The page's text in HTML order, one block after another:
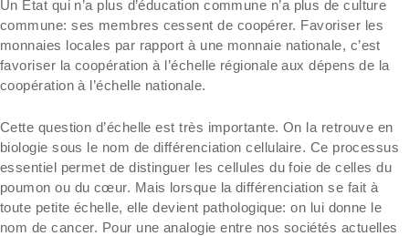
Un État qui n’a plus d’éducation commune n’a plus de culture
commune: ses membres cessent de coopérer. Favoriser les
monnaies locales par rapport à une monnaie nationale, c’est
favoriser la coopération à l’échelle régionale aux dépens de la
coopération à l’échelle nationale.
Cette question d’échelle est très importante. On la retrouve en
biologie sous le nom de différenciation cellulaire. Ce processus
essentiel permet de distinguer les cellules du foie de celles du
poumon ou du cœur. Mais lorsque la différenciation se fait à
toute petite échelle, elle devient pathologique: on lui donne le
nom de cancer. Pour une analogie entre nos sociétés actuelles